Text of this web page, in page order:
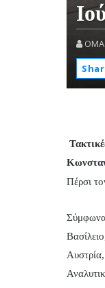
Πέρσι
Σύμφωνα